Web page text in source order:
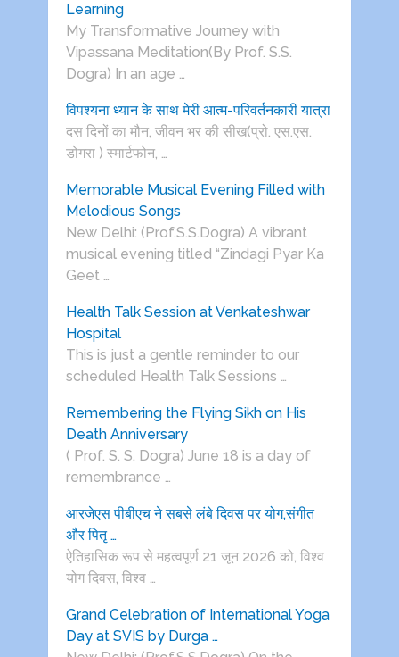
Learning
My Transformative Journey with
Vipassana Meditation(By Prof. S.S.
Dogra) In an age …
विपश्यना ध्यान के साथ मेरी आत्म-परिवर्तनकारी यात्रा
दस दिनों का मौन, जीवन भर की सीख(प्रो. एस.एस.
डोगरा ) स्मार्टफोन, …
Memorable Musical Evening Filled with
Melodious Songs
New Delhi: (Prof.S.S.Dogra) A vibrant
musical evening titled “Zindagi Pyar Ka
Geet …
Health Talk Session at Venkateshwar
Hospital
This is just a gentle reminder to our
scheduled Health Talk Sessions …
Remembering the Flying Sikh on His
Death Anniversary
( Prof. S. S. Dogra) June 18 is a day of
remembrance …
आरजेएस पीबीएच ने सबसे लंबे दिवस पर योग,संगीत
और पितृ …
ऐतिहासिक रूप से महत्वपूर्ण 21 जून 2026 को, विश्व
योग दिवस, विश्व …
Grand Celebration of International Yoga
Day at SVIS by Durga …